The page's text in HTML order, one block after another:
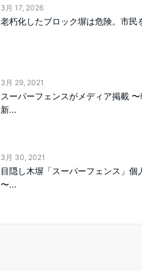
3月 17, 2026
老朽化したブロック塀は危険。市民
3月 29, 2021
スーパーフェンスがメディア掲載
新...
3月 30, 2021
目隠し木塀「スーパーフェンス」個
〜...